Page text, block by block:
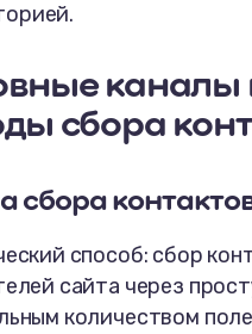
каналы
сбора
сбора
способ: сбор
сайта через
количеством